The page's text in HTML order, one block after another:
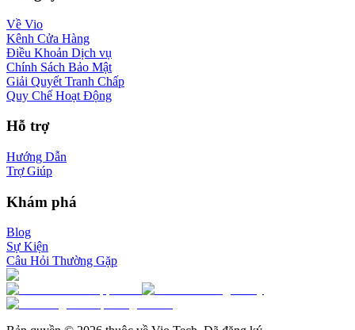
Về Vio
Kênh Cửa Hàng
Điều Khoản Dịch vụ
Chính Sách Bảo Mật
Giải Quyết Tranh Chấp
Quy Chế Hoạt Động
Hỗ trợ
Hướng Dẫn
Trợ Giúp
Khám phá
Blog
Sự Kiện
Câu Hỏi Thường Gặp